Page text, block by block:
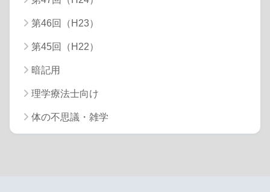
第46回（H23）
第45回（H22）
暗記用
理学療法士向け
体の不思議・雑学